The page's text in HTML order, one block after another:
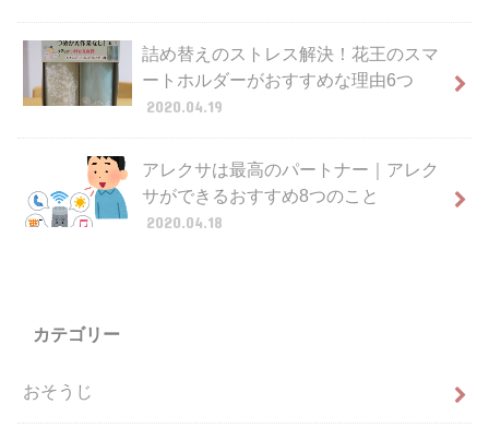
詰め替えのストレス解決！花王のスマ
ートホルダーがおすすめな理由6つ
2020.04.19
アレクサは最高のパートナー｜アレク
サができるおすすめ8つのこと
2020.04.18
カテゴリー
おそうじ